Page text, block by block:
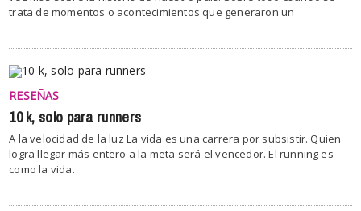
trata de momentos o acontecimientos que generaron un
RESEÑAS
10 k, solo para runners
A la velocidad de la luz La vida es una carrera por subsistir. Quien
logra llegar más entero a la meta será el vencedor. El running es
como la vida.